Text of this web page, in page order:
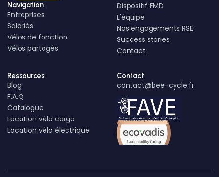
Navigation
Entreprises
Salariés
Vélos de fonction
Vélos partagés
Dispositif FMD
L'équipe
Nos engagements RSE
Success stories
Contact
Ressources
Blog
F.A.Q
Catalogue
Location vélo cargo
Location vélo électrique
Contact
contact@bee-cycle.fr